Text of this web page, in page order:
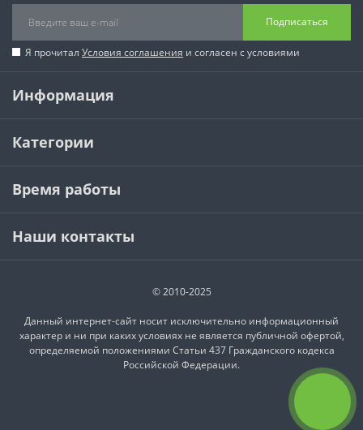
Подписаться
Я прочитал Условия соглашения и согласен с условиями
Информация
Категории
Время работы
Наши контакты
© 2010-2025
Данный интернет-сайт носит исключительно информационный
характер и ни при каких условиях не является публичной офертой,
определяемой положениями Статьи 437 Гражданского кодекса
Российской Федерации.